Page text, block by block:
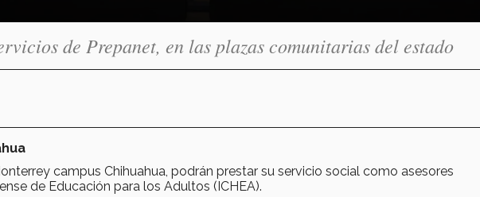
de Prepanet, en las plazas comunitarias del estado
campus Chihuahua, podrán prestar su servicio social como asesores
de Educación para los Adultos (ICHEA).